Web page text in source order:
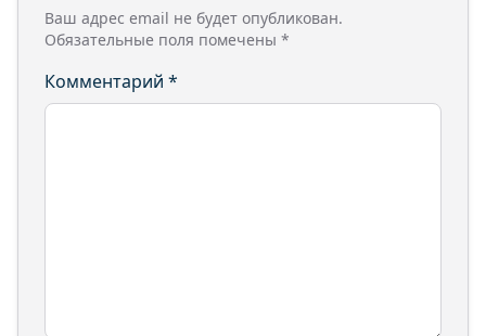
Ваш адрес email не будет опубликован.
Обязательные поля помечены *
Комментарий *